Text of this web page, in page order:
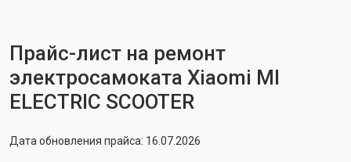
Прайс-лист на ремонт
электросамоката Xiaomi MI
ELECTRIC SCOOTER
Дата обновления прайса: 16.07.2026